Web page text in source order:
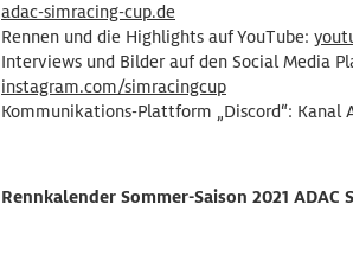
adac-simracing-cup.de
Rennen und die Highlights auf YouTube:
Interviews und Bilder auf den Social Media
instagram.com/simracingcup
Kommunikations-Plattform „Discord“: Kanal
Rennkalender Sommer-Saison 2021 ADAC